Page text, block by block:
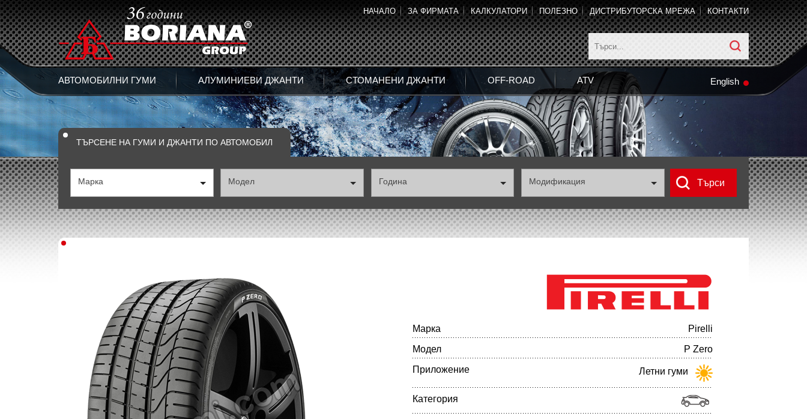
НАЧАЛО ЗА ФИРМАТА КАЛКУЛАТОРИ ПОЛЕЗНО ДИСТРИБУТОРСКА МРЕЖА КОНТАКТИ
АВТОМОБИЛНИ ГУМИ АЛУМИНИЕВИ ДЖАНТИ СТОМАНЕНИ ДЖАНТИ OFF-ROAD ATV English
ТЪРСЕНЕ НА ГУМИ И ДЖАНТИ ПО АВТОМОБИЛ
Марка Модел Година Модификация
Марка
Pirelli
Модел
P Zero
Приложение
Летни гуми
Категория